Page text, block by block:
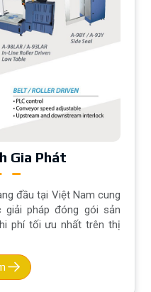
Gia Phát
đầu tại Việt Nam cung
pháp đóng gói sản
phí tối ưu nhất trên thị